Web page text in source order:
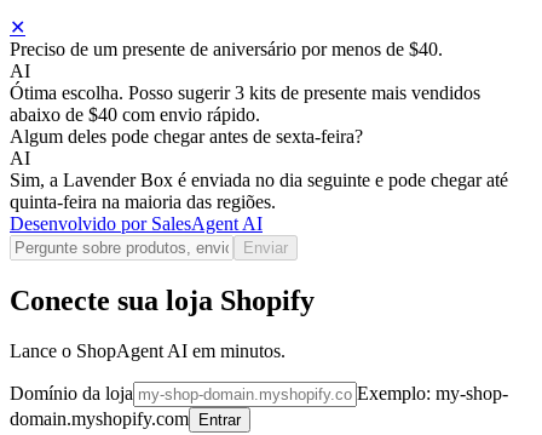
✕
Preciso de um presente de aniversário por menos de $40.
AI
Ótima escolha. Posso sugerir 3 kits de presente mais vendidos
abaixo de $40 com envio rápido.
Algum deles pode chegar antes de sexta-feira?
AI
Sim, a Lavender Box é enviada no dia seguinte e pode chegar até
quinta-feira na maioria das regiões.
Desenvolvido por SalesAgent AI
Enviar
Conecte sua loja Shopify
Lance o ShopAgent AI em minutos.
Domínio da loja
Exemplo: my-shop-
domain.myshopify.com
Entrar